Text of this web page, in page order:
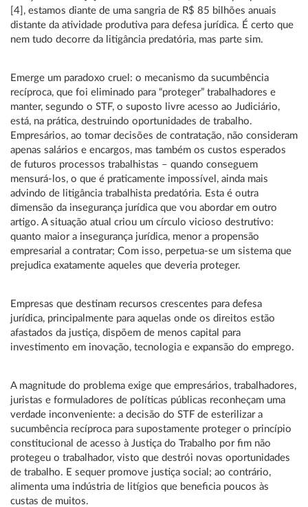
[4], estamos diante de uma sangria de R$ 85 bilhões anuais
distante da atividade produtiva para defesa jurídica. É certo que
nem tudo decorre da litigância predatória, mas parte sim.
Emerge um paradoxo cruel: o mecanismo da sucumbência
recíproca, que foi eliminado para “proteger” trabalhadores e
manter, segundo o STF, o suposto livre acesso ao Judiciário,
está, na prática, destruindo oportunidades de trabalho.
Empresários, ao tomar decisões de contratação, não consideram
apenas salários e encargos, mas também os custos esperados
de futuros processos trabalhistas – quando conseguem
mensurá-los, o que é praticamente impossível, ainda mais
advindo de litigância trabalhista predatória. Esta é outra
dimensão da insegurança jurídica que vou abordar em outro
artigo. A situação atual criou um círculo vicioso destrutivo:
quanto maior a insegurança jurídica, menor a propensão
empresarial a contratar; Com isso, perpetua-se um sistema que
prejudica exatamente aqueles que deveria proteger.
Empresas que destinam recursos crescentes para defesa
jurídica, principalmente para aquelas onde os direitos estão
afastados da justiça, dispõem de menos capital para
investimento em inovação, tecnologia e expansão do emprego.
A magnitude do problema exige que empresários, trabalhadores,
juristas e formuladores de políticas públicas reconheçam uma
verdade inconveniente: a decisão do STF de esterilizar a
sucumbência recíproca para supostamente proteger o princípio
constitucional de acesso à Justiça do Trabalho por fim não
protegeu o trabalhador, visto que destrói novas oportunidades
de trabalho. E sequer promove justiça social; ao contrário,
alimenta uma indústria de litígios que beneficia poucos às
custas de muitos.